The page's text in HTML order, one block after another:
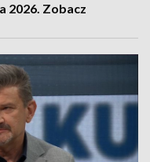
2026. Zobacz